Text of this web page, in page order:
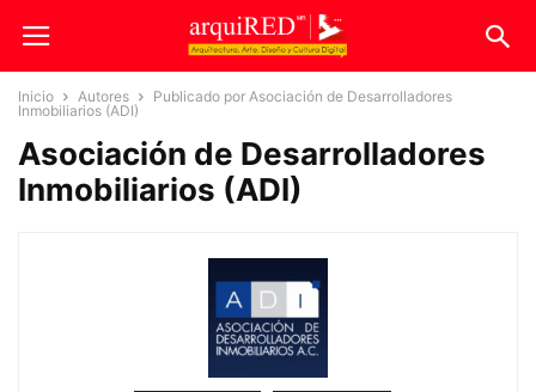
Inicio Autores
Publicado por Asociación de Desarrolladores
Inmobiliarios (ADI)
Asociación de Desarrolladores
Inmobiliarios (ADI)